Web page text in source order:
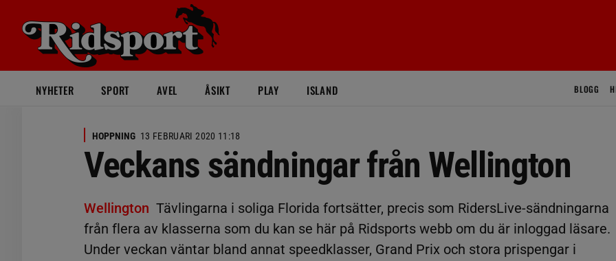
NYHETER SPORT AVEL ÅSIKT PLAY ISLAND BLOGG
HOPPNING 13 FEBRUARI 2020 11:18
Veckans sändningar från Wellington
Wellington Tävlingarna i soliga Florida fortsätter, precis som RidersLive-sändningarna
från flera av klasserna som du kan se här på Ridsports webb om du är inloggad läsare.
Under veckan väntar bland annat speedklasser, Grand Prix och stora prispengar i